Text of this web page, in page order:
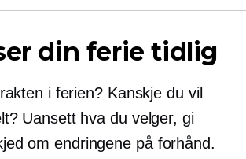
din ferie tidlig
i ferien? Kanskje du vil
Uansett hva du velger, gi
om endringene på forhånd.